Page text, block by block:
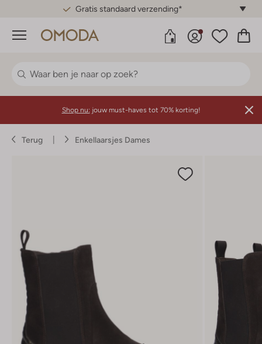
Gratis standaard verzending*
Menu
Shop nu: jouw must-haves tot 70% korting!
Terug Enkellaarsjes Dames